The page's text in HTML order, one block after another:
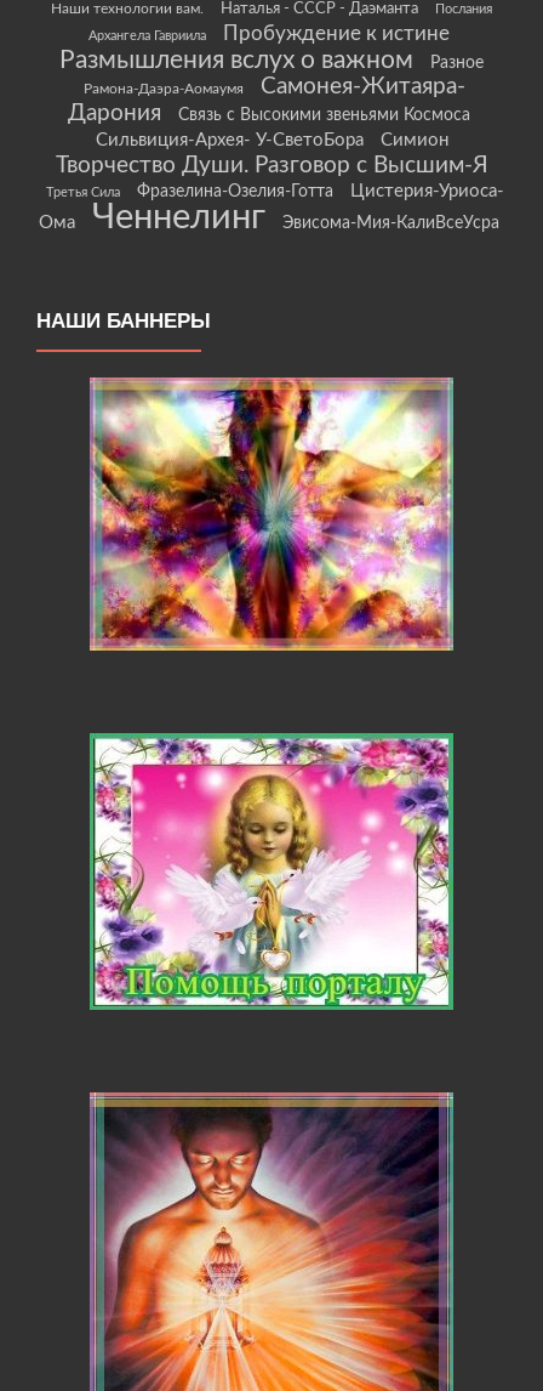
Наши технологии вам.
Наталья - СССР - Даэманта
Послания
Архангела Гавриила
Пробуждение к истине
Размышления вслух о важном Разное
Рамона-Даэра-Аомаумя
Самонея-Житаяра-
Дарония
Связь с Высокими звеньями Космоса
Сильвиция-Архея- У-СветоБора Симион
Творчество Души. Разговор с Высшим-Я
Третья Сила Фразелина-Озелия-Готта
Цистерия-Уриоса-
Ома
Ченнелинг Эвисома-Мия-КалиВсеУсра
НАШИ БАННЕРЫ